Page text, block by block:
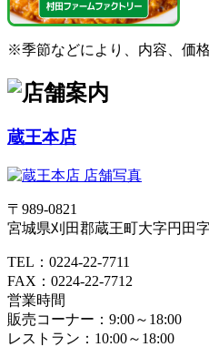
※季節などにより、内容、価
蔵王本店
〒989-0821
宮城県刈田郡蔵王町大字円田
TEL：0224-22-7711
FAX：0224-22-7712
営業時間
販売コーナー：9:00～18:00
レストラン：10:00～18:00